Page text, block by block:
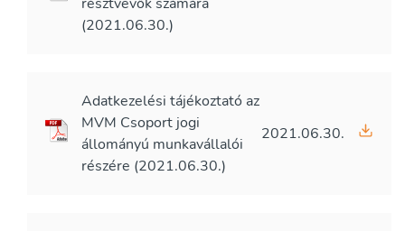
(2021.06.30.)
Adatkezelési tájékoztató az
MVM Csoport jogi
állományú munkavállalói
részére (2021.06.30.)
2021.06.30.